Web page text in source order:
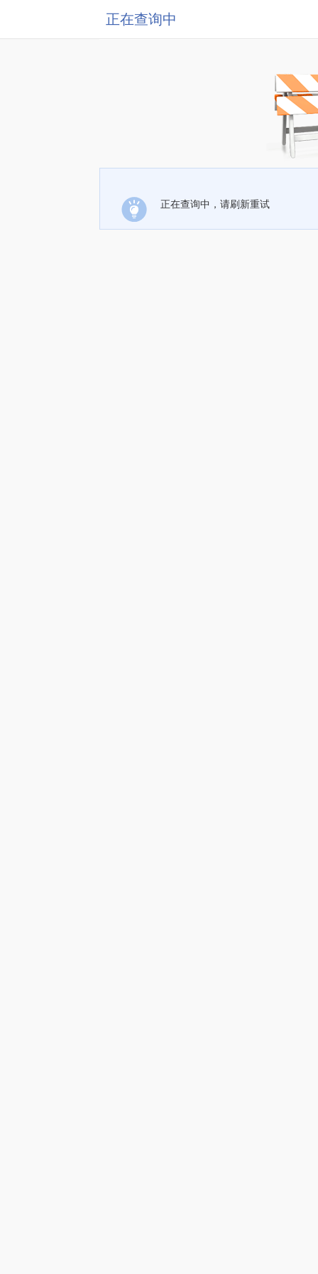
正在查询中
正在查询中，请刷新重试